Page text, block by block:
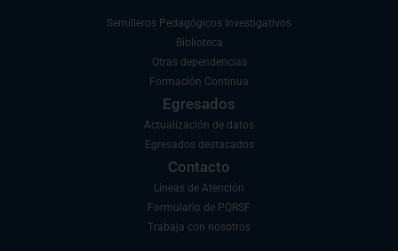
Semilleros Pedagógicos Investigativos
Biblioteca
Otras dependencias
Formación Continua
Egresados
Actualización de datos
Egresados destacados
Contacto
Líneas de Atención
Formulario de PQRSF
Trabaja con nosotros